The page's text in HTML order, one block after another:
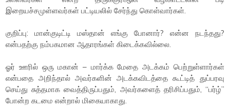
இறையச்சமுள்ளவர்கள் பட்டியலில் சேர்ந்து கொள்வார்கள்.
குறிப்பு: மான்குடிட்டி மஸ்தான் எங்கு போனார்? என்ன நடந்தது?
என்பதற்கு நம்பகமான ஆதாரங்கள் கிடைக்கவில்லை.
ஓர் ஊரில் ஒரு மகான் – மார்க்க மேதை அடக்கம் பெற்றுள்ளார்கள்
என்பதை அறிந்தால் அவர்களின் அடக்கவிடத்தை கூட்டித் துப்பரவு
செய்து சுத்தமாக வைத்திருப்பதும், அவர்களைத் தரிசிப்பதும், “பர்ழ்”
போன்ற கடமை என்றால் மிகையாகாது.